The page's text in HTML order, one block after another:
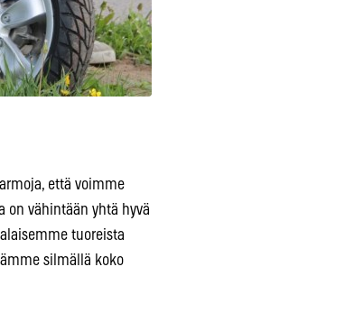
että voimme
on vähintään yhtä hyvä
tuoreista
silmällä koko